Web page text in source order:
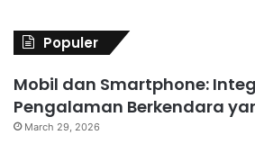
Populer
Mobil dan Smartphone:
Pengalaman Berkendara
March 29, 2026